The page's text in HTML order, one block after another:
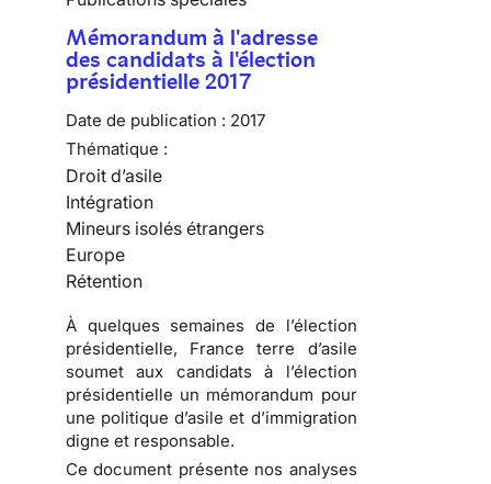
Mémorandum à l'adresse
des candidats à l'élection
présidentielle 2017
Date de publication : 2017
Thématique :
Droit d’asile
Intégration
Mineurs isolés étrangers
Europe
Rétention
À quelques semaines de l’élection
présidentielle, France terre d’asile
soumet aux candidats à l’élection
présidentielle un mémorandum pour
une politique d’asile et d’immigration
digne et responsable.
Ce document présente nos analyses